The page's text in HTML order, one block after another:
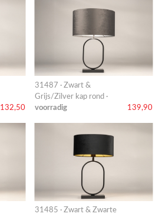
132,50
31487 · Zwart &
Grijs/Zilver kap rond ·
voorradig
139,90
31485 · Zwart & Zwarte